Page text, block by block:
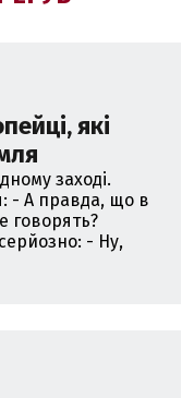
які
заході.
- А правда, що в
говорять?
- Ну,